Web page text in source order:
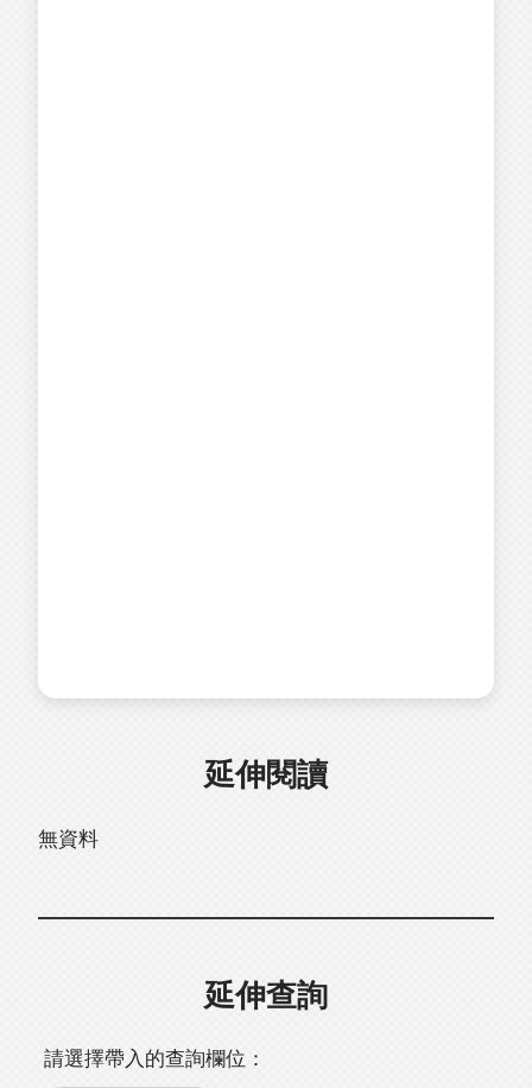
延伸閱讀
無資料
延伸查詢
請選擇帶入的查詢欄位：